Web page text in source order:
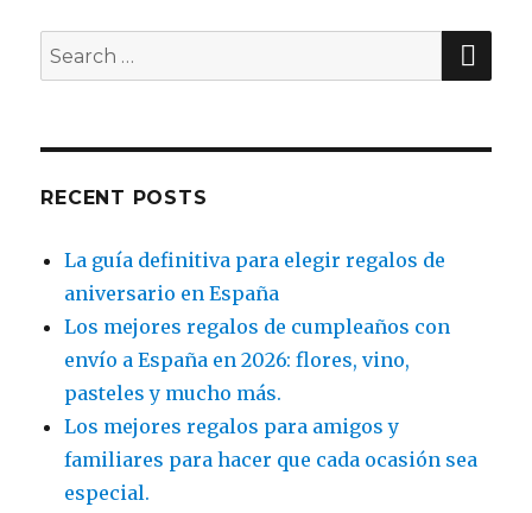
Search
for:
RECENT POSTS
La guía definitiva para elegir regalos de
aniversario en España
Los mejores regalos de cumpleaños con
envío a España en 2026: flores, vino,
pasteles y mucho más.
Los mejores regalos para amigos y
familiares para hacer que cada ocasión sea
especial.